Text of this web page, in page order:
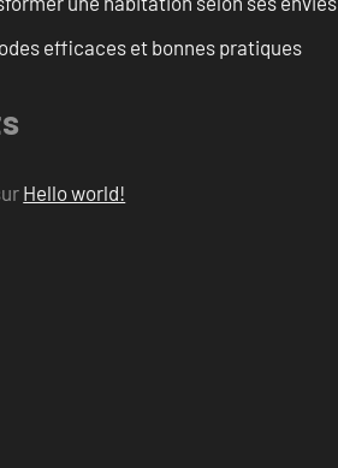
efficaces et bonnes pratiques
Hello world!